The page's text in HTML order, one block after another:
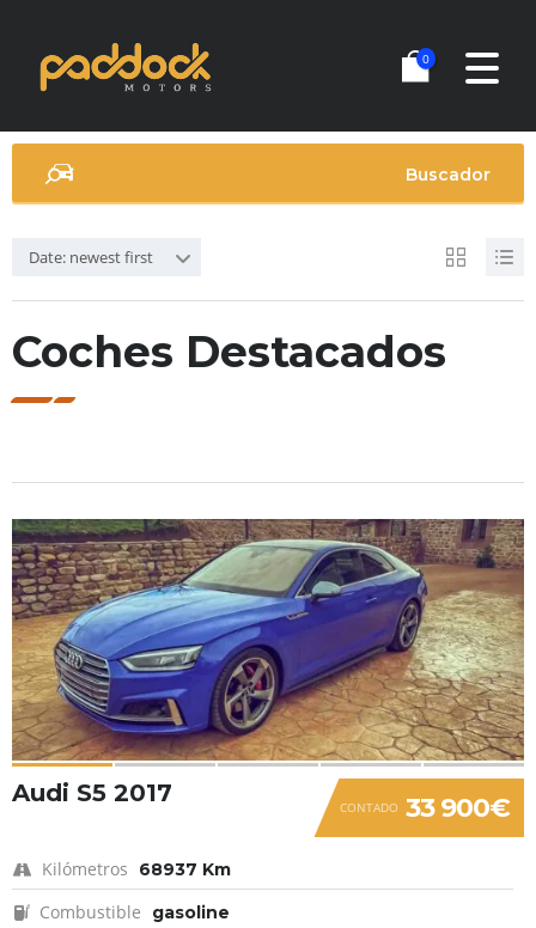
0
Buscador
Date: newest first
Coches Destacados
CONTADO 33 900€
Audi S5 2017
Kilómetros 68937 Km
Combustible gasoline